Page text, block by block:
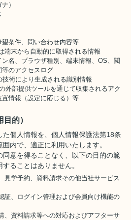
）
条件、問い合わせ内容等
末から自動的に取得される情報
名、ブラウザ種別、端末情報、OS、閲
のアクセスログ
術により生成される識別情報
部提供ツールを通じて収集されるアク
情報（設定に応じる）等
的）
個人情報を、個人情報保護法第18条
内で、適正に利用いたします。
意を得ることなく、以下の目的の範
ることはありません。
学予約、資料請求その他当社サービス
、ログイン管理および会員向け機能の
資料請求等への対応およびアフターサ